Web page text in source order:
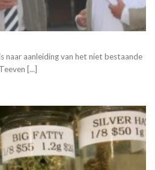
naar aanleiding van het niet bestaande
[...]